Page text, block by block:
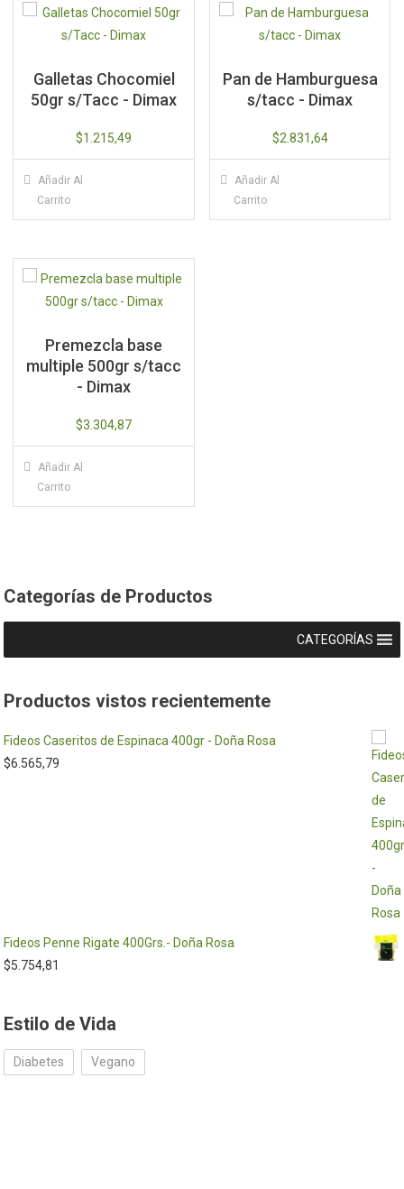
Galletas Chocomiel
50gr s/Tacc - Dimax
$1.215,49
Añadir Al
Carrito
Pan de Hamburguesa
s/tacc - Dimax
$2.831,64
Añadir Al
Carrito
Premezcla base
multiple 500gr s/tacc
- Dimax
$3.304,87
Añadir Al
Carrito
Categorías de Productos
CATEGORÍAS
Productos vistos recientemente
Fideos Caseritos de Espinaca 400gr - Doña Rosa
$6.565,79
Fideos Penne Rigate 400Grs.- Doña Rosa
$5.754,81
Estilo de Vida
Diabetes Vegano